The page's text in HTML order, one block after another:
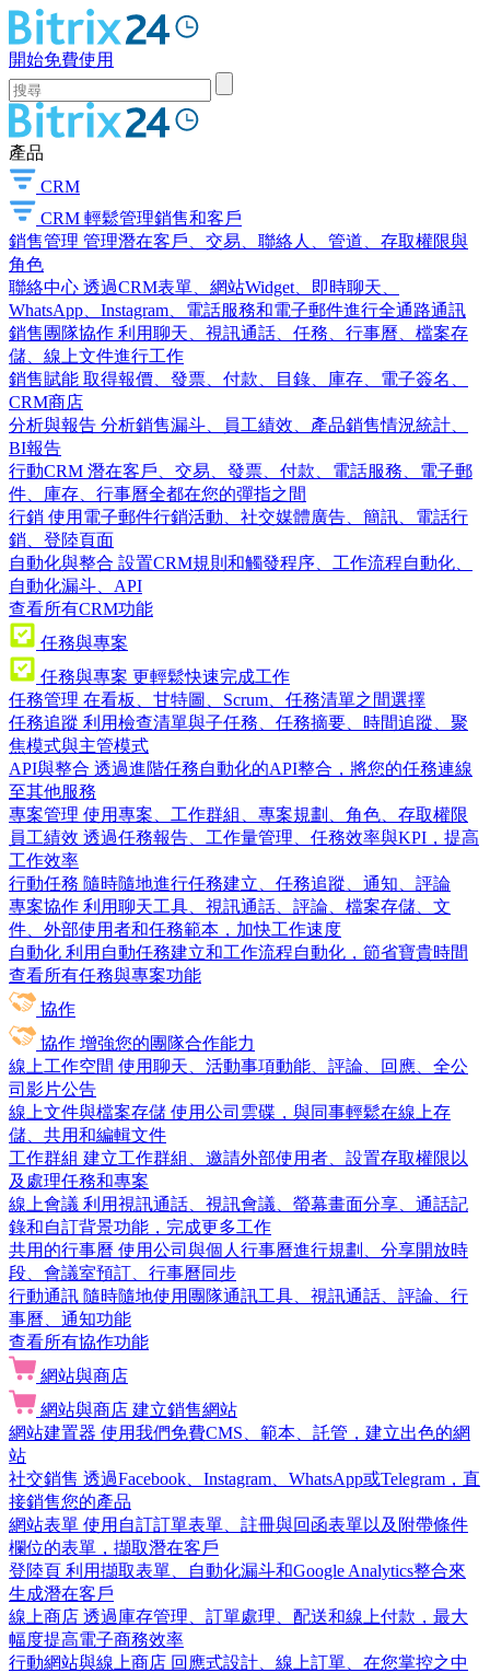
開始免費使用
產品
CRM
CRM 輕鬆管理銷售和客戶
銷售管理 管理潛在客戶、交易、聯絡人、管道、存取權限與
角色
聯絡中心 透過CRM表單、網站Widget、即時聊天、
WhatsApp、Instagram、電話服務和電子郵件進行全通路通訊
銷售團隊協作 利用聊天、視訊通話、任務、行事曆、檔案存
儲、線上文件進行工作
銷售賦能 取得報價、發票、付款、目錄、庫存、電子簽名、
CRM商店
分析與報告 分析銷售漏斗、員工績效、產品銷售情況統計、
BI報告
行動CRM 潛在客戶、交易、發票、付款、電話服務、電子郵
件、庫存、行事曆全都在您的彈指之間
行銷 使用電子郵件行銷活動、社交媒體廣告、簡訊、電話行
銷、登陸頁面
自動化與整合 設置CRM規則和觸發程序、工作流程自動化、
自動化漏斗、API
查看所有CRM功能
任務與專案
任務與專案 更輕鬆快速完成工作
任務管理 在看板、甘特圖、Scrum、任務清單之間選擇
任務追蹤 利用檢查清單與子任務、任務摘要、時間追蹤、聚
焦模式與主管模式
API與整合 透過進階任務自動化的API整合，將您的任務連線
至其他服務
專案管理 使用專案、工作群組、專案規劃、角色、存取權限
員工績效 透過任務報告、工作量管理、任務效率與KPI，提高
工作效率
行動任務 隨時隨地進行任務建立、任務追蹤、通知、評論
專案協作 利用聊天工具、視訊通話、評論、檔案存儲、文
件、外部使用者和任務範本，加快工作速度
自動化 利用自動任務建立和工作流程自動化，節省寶貴時間
查看所有任務與專案功能
協作
協作 增強您的團隊合作能力
線上工作空間 使用聊天、活動事項動能、評論、回應、全公
司影片公告
線上文件與檔案存儲 使用公司雲碟，與同事輕鬆在線上存
儲、共用和編輯文件
工作群組 建立工作群組、邀請外部使用者、設置存取權限以
及處理任務和專案
線上會議 利用視訊通話、視訊會議、螢幕畫面分享、通話記
錄和自訂背景功能，完成更多工作
共用的行事曆 使用公司與個人行事曆進行規劃、分享開放時
段、會議室預訂、行事曆同步
行動通訊 隨時隨地使用團隊通訊工具、視訊通話、評論、行
事曆、通知功能
查看所有協作功能
網站與商店
網站與商店 建立銷售網站
網站建置器 使用我們免費CMS、範本、託管，建立出色的網
站
社交銷售 透過Facebook、Instagram、WhatsApp或Telegram，直
接銷售您的產品
網站表單 使用自訂訂單表單、註冊與回函表單以及附帶條件
欄位的表單，擷取潛在客戶
登陸頁 利用擷取表單、自動化漏斗和Google Analytics整合來
生成潛在客戶
線上商店 透過庫存管理、訂單處理、配送和線上付款，最大
幅度提高電子商務效率
行動網站與線上商店 回應式設計、線上訂單、在您掌控之中